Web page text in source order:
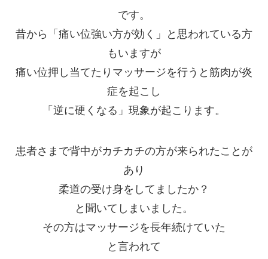
です。
昔から「痛い位強い方が効く」と思われている方
もいますが
痛い位押し当てたりマッサージを行うと筋肉が炎
症を起こし
「逆に硬くなる」現象が起こります。
患者さまで背中がカチカチの方が来られたことが
あり
柔道の受け身をしてましたか？
と聞いてしまいました。
その方はマッサージを長年続けていた
と言われて